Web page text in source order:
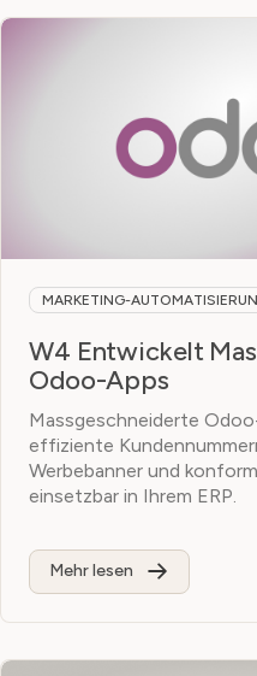
MARKETING-
W4 Entwickelt
Odoo-Apps
Massgeschneiderte
effiziente
Werbebanner und
einsetzbar in Ihrem ERP.
Mehr lesen